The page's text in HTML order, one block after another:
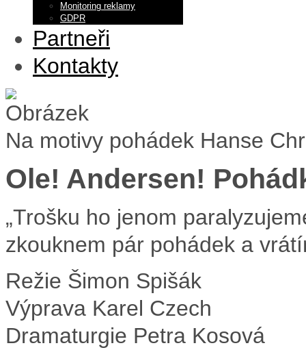
Monitoring reklamy
GDPR
Partneři
Kontakty
Na motivy pohádek Hanse
Ole! Andersen!
„Trošku ho jenom
zkouknem pár pohádek a
Režie Šimon Spišák
Výprava Karel Czech
Dramaturgie Petra Kosová